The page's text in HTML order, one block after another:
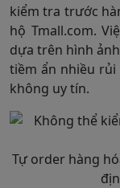
kiểm tra trước
hộ Tmall.com.
dựa trên hình
tiềm ẩn nhiều
không uy tín.
Tự order hàng